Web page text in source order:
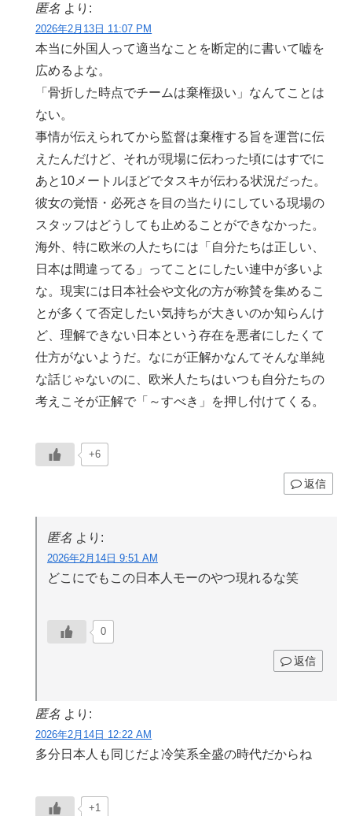
匿名 より:
2026年2月13日 11:07 PM
本当に外国人って適当なことを断定的に書いて嘘を
広めるよな。
「骨折した時点でチームは棄権扱い」なんてことは
ない。
事情が伝えられてから監督は棄権する旨を運営に伝
えたんだけど、それが現場に伝わった頃にはすでに
あと10メートルほどでタスキが伝わる状況だった。
彼女の覚悟・必死さを目の当たりにしている現場の
スタッフはどうしても止めることができなかった。
海外、特に欧米の人たちには「自分たちは正しい、
日本は間違ってる」ってことにしたい連中が多いよ
な。現実には日本社会や文化の方が称賛を集めるこ
とが多くて否定したい気持ちが大きいのか知らんけ
ど、理解できない日本という存在を悪者にしたくて
仕方がないようだ。なにが正解かなんてそんな単純
な話じゃないのに、欧米人たちはいつも自分たちの
考えこそが正解で「～すべき」を押し付けてくる。
+6
返信
匿名 より:
2026年2月14日 9:51 AM
どこにでもこの日本人モーのやつ現れるな笑
0
返信
匿名 より:
2026年2月14日 12:22 AM
多分日本人も同じだよ冷笑系全盛の時代だからね
+1